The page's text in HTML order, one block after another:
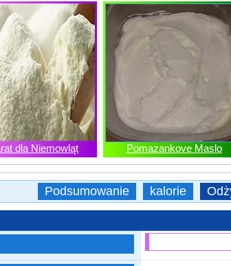
dla Niemowląt Pomazankove Maslo
Podsumowanie kalorie